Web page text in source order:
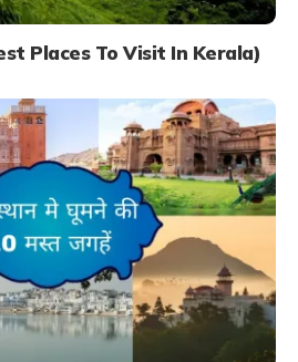
Places To Visit In Kerala)